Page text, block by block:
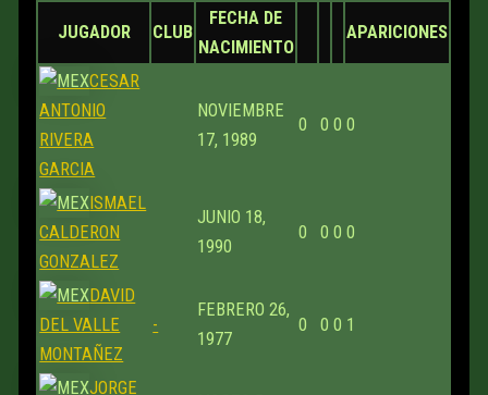
JUGADOR CLUB
FECHA DE
NACIMIENTO
APARICIONES
CESAR
ANTONIO
RIVERA
GARCIA
NOVIEMBRE
17, 1989
0 0 0 0
ISMAEL
CALDERON
GONZALEZ
JUNIO 18,
1990
0 0 0 0
DAVID
DEL VALLE
MONTAÑEZ
-
FEBRERO 26,
1977
0 0 0 1
JORGE